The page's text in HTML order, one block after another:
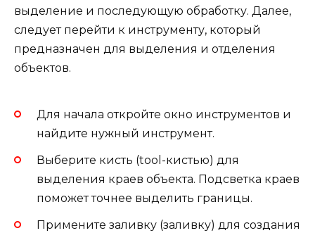
выделение и последующую обработку. Далее,
следует перейти к инструменту, который
предназначен для выделения и отделения
объектов.
Для начала откройте окно инструментов и
найдите нужный инструмент.
Выберите кисть (tool-кистью) для
выделения краев объекта. Подсветка краев
поможет точнее выделить границы.
Примените заливку (заливку) для создания